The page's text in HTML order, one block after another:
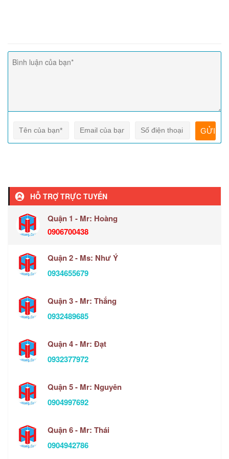
HỖ TRỢ TRỰC TUYẾN
Quận 1 - Mr: Hoàng
0906700438
Quận 2 - Ms: Như Ý
0934655679
Quận 3 - Mr: Thắng
0932489685
Quận 4 - Mr: Đạt
0932377972
Quận 5 - Mr: Nguyên
0904997692
Quận 6 - Mr: Thái
0904942786